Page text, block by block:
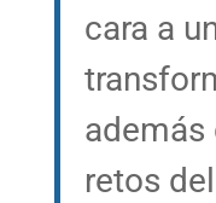
cara a
además
retos